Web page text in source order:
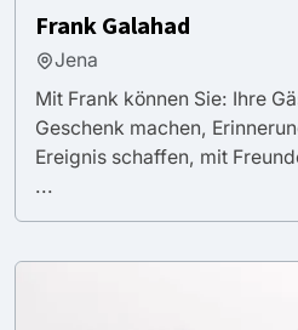
Frank Galahad
Jena
Mit Frank können Sie: Ihre
Geschenk machen,
Ereignis schaffen, mit
...